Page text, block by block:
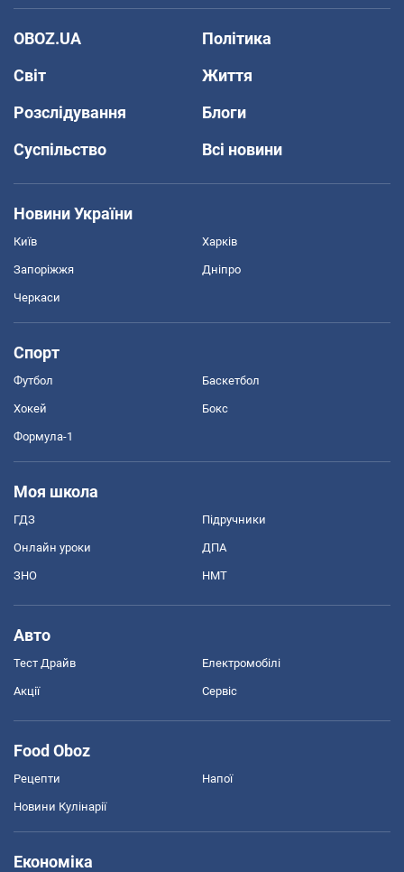
OBOZ.UA
Політика
Світ
Життя
Розслідування
Блоги
Суспільство
Всі новини
Новини України
Київ Харків
Запоріжжя Дніпро
Черкаси
Спорт
Футбол Баскетбол
Хокей Бокс
Формула-1
Моя школа
ГДЗ Підручники
Онлайн уроки ДПА
ЗНО НМТ
Авто
Тест Драйв Електромобілі
Акції Сервіс
Food Oboz
Рецепти Напої
Новини Кулінарії
Економіка